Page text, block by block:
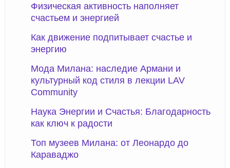
Физическая активность наполняет
счастьем и энергией
Как движение подпитывает счастье и
энергию
Мода Милана: наследие Армани и
культурный код стиля в лекции LAV
Community
Наука Энергии и Счастья: Благодарность
как ключ к радости
Топ музеев Милана: от Леонардо до
Караваджо